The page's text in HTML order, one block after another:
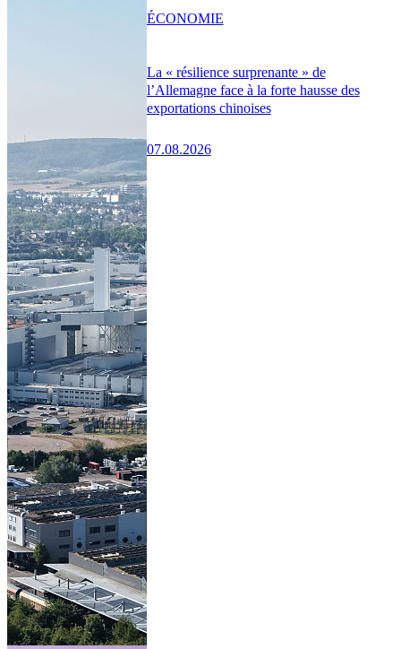
La « résilience surprenante » de
l’Allemagne face à la forte hausse des
exportations chinoises
07.08.2026
ÉCONOMIE